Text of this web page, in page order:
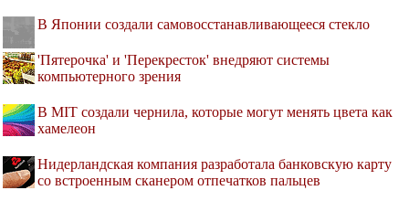
В Японии создали самовосстанавливающееся стекло
'Пятерочка' и 'Перекресток' внедряют системы
компьютерного зрения
В MIT создали чернила, которые могут менять цвета как
хамелеон
Нидерландская компания разработала банковскую карту
со встроенным сканером отпечатков пальцев